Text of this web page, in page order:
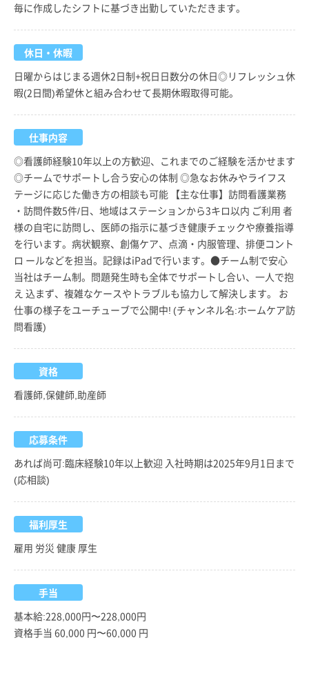
毎に作成したシフトに基づき出勤していただきます。
休日・休暇
日曜からはじまる週休2日制+祝日日数分の休日◎リフレッシュ休
暇(2日間)希望休と組み合わせて長期休暇取得可能。
仕事内容
◎看護師経験10年以上の方歓迎、これまでのご経験を活かせます
◎チームでサポートし合う安心の体制 ◎急なお休みやライフス
テージに応じた働き方の相談も可能 【主な仕事】訪問看護業務
・訪問件数5件/日、地域はステーションから3キロ以内 ご利用 者
様の自宅に訪問し、医師の指示に基づき健康チェックや療養指導
を行います。病状観察、創傷ケア、点滴・内服管理、排便コント
ロ ールなどを担当。記録はiPadで行います。●チーム制で安心
当社はチーム制。問題発生時も全体でサポートし合い、一人で抱
え 込まず、複雑なケースやトラブルも協力して解決します。 お
仕事の様子をユーチューブで公開中! (チャンネル名:ホームケア訪
問看護)
資格
看護師,保健師,助産師
応募条件
あれば尚可:臨床経験10年以上歓迎 入社時期は2025年9月1日まで
(応相談)
福利厚生
雇用 労災 健康 厚生
手当
基本給:228,000円〜228,000円
資格手当 60,000 円〜60,000 円